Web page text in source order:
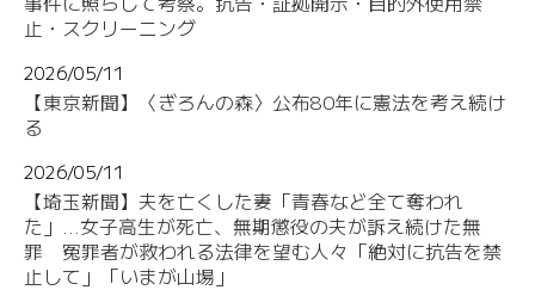
止・スクリーニング
2026/05/11
【東京新聞】〈ぎろんの森〉公布80年に憲法を考え続け
る
2026/05/11
【埼玉新聞】夫を亡くした妻「青春など全て奪われ
た」...女子高生が死亡、無期懲役の夫が訴え続けた無
罪 冤罪者が救われる法律を望む人々「絶対に抗告を禁
止して」「いまが山場」